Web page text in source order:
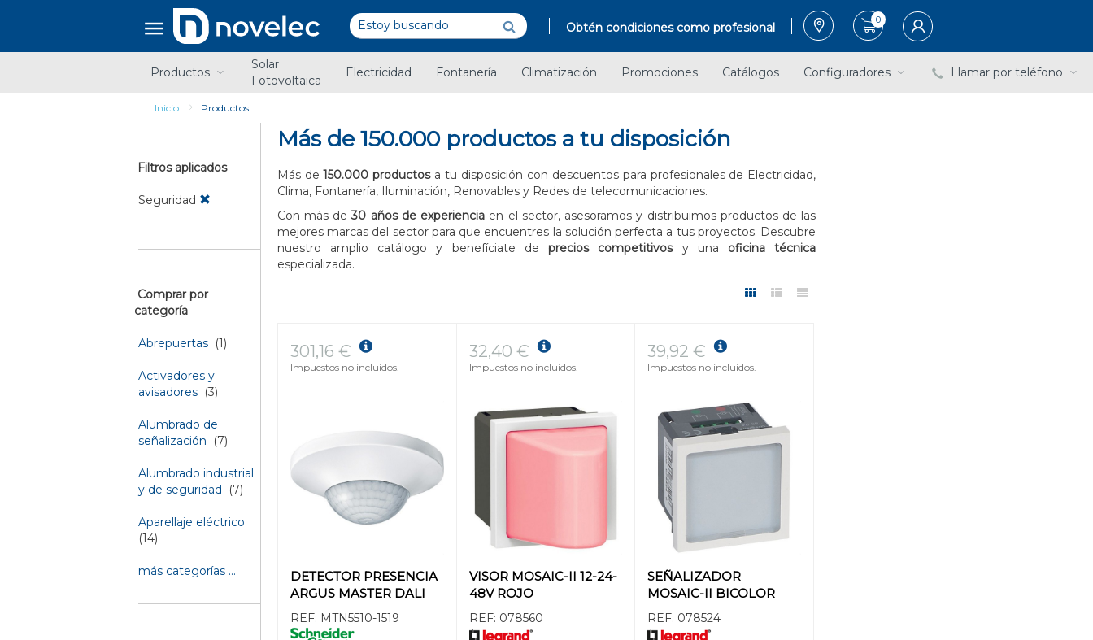
de
Obtén condiciones como profesional
0
Productos
Solar
Fotovoltaica
Electricidad Fontanería Climatización Promociones Catálogos Configuradores Llamar por teléfono
Inicio Productos
Filtros aplicados
Seguridad
Comprar por
categoría
Abrepuertas (1)
Activadores y
avisadores (3)
Alumbrado de
señalización
(7)
Alumbrado industrial
y de seguridad
(7)
Aparellaje eléctrico
(14)
más categorías ...
Más de 150.000 productos a tu disposición
Más de150.000 productosa tu disposición con descuentos para profesionales de Electricidad,
Clima, Fontanería, Iluminación, Renovables y Redes de telecomunicaciones.
Con más de30 años de experiencia en el sector, asesoramos y distribuimos productos de las
mejores marcas del sector para que encuentres la solución perfecta a tus proyectos. Descubre
nuestro amplio catálogo y benefíciate deprecios competitivosy una oficina técnica
especializada.
DETECTOR PRESENCIA
ARGUS MASTER DALI
REF: MTN5510-1519
301,16 €
Impuestos no incluidos.
VISOR MOSAIC-II 12-24-
48V ROJO
REF: 078560
32,40 €
Impuestos no incluidos.
SEÑALIZADOR
MOSAIC-II BICOLOR
REF: 078524
39,92 €
Impuestos no incluidos.